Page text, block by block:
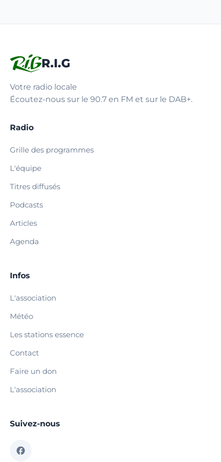
R.I.G
Votre radio locale
Écoutez-nous sur le 90.7 en FM et sur le DAB+.
Radio
Grille des programmes
L'équipe
Titres diffusés
Podcasts
Articles
Agenda
Infos
L'association
Météo
Les stations essence
Contact
Faire un don
L'association
Suivez-nous